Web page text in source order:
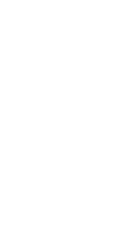
QL RND Happy
zlato
112cm